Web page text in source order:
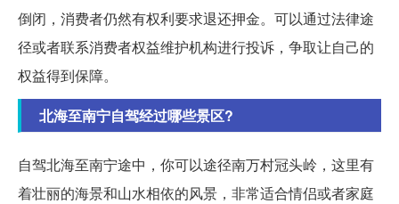
倒闭，消费者仍然有权利要求退还押金。可以通过法律途
径或者联系消费者权益维护机构进行投诉，争取让自己的
权益得到保障。
北海至南宁自驾经过哪些景区?
自驾北海至南宁途中，你可以途径南万村冠头岭，这里有
着壮丽的海景和山水相依的风景，非常适合情侣或者家庭